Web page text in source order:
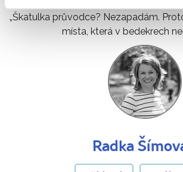
„Škatulka průvodce? Nezapadám.
místa, která v bedekrech
Radka